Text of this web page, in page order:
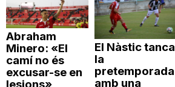
Abraham
Minero: «El
camí no és
excusar-se en
lesions»
El Nàstic tanca
la
pretemporada
amb una